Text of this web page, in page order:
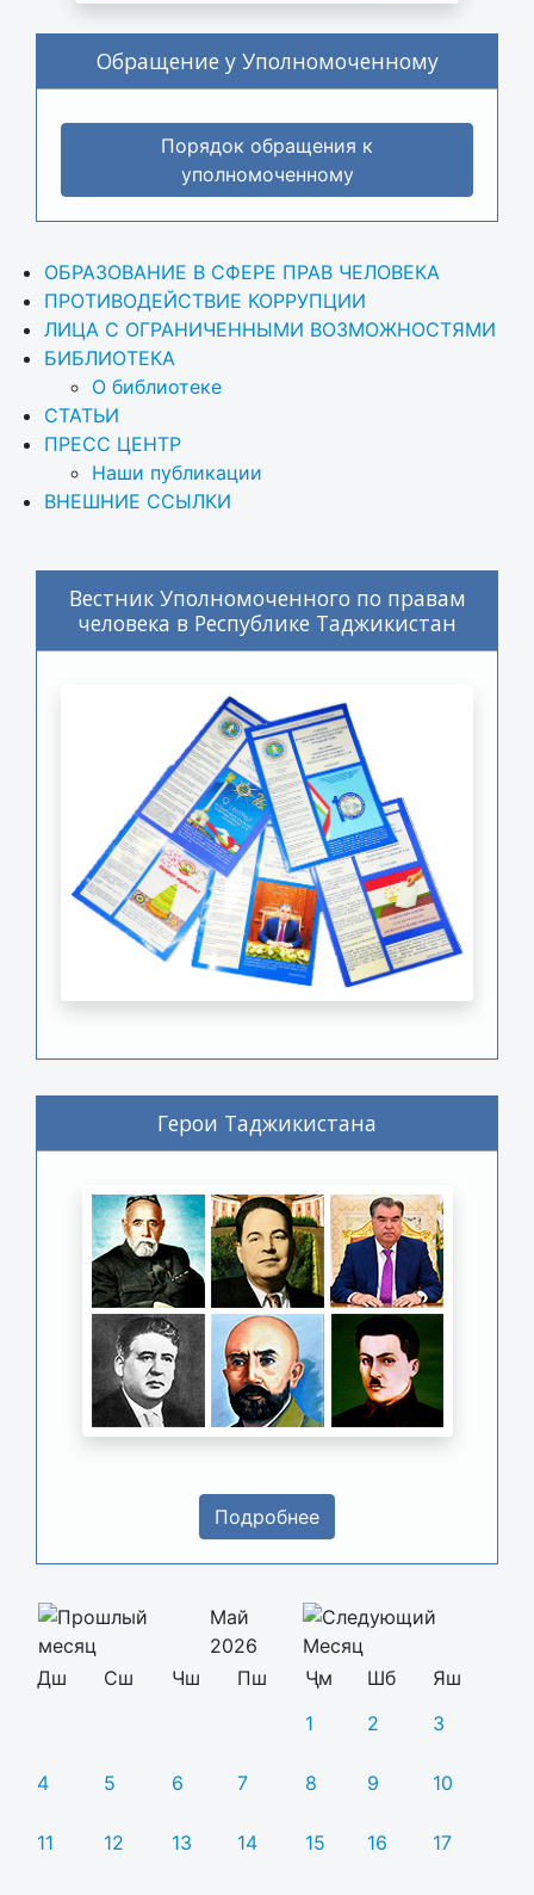
Обращение у Уполномоченному
Порядок обращения к
уполномоченному
ОБРАЗОВАНИЕ В СФЕРЕ ПРАВ ЧЕЛОВЕКА
ПРОТИВОДЕЙСТВИЕ КОРРУПЦИИ
ЛИЦА С ОГРАНИЧЕННЫМИ ВОЗМОЖНОСТЯМИ
БИБЛИОТЕКА
О библиотеке
СТАТЬИ
ПРЕСС ЦЕНТР
Наши публикации
ВНЕШНИЕ ССЫЛКИ
Вестник Уполномоченного по правам
человека в Республике Таджикистан
Герои Таджикистана
Подробнее
Май
2026
Дш
Сш Чш Пш Ҷм Шб
Яш
1
2 3
4 5 6 7 8 9 10
11 12 13 14 15 16 17